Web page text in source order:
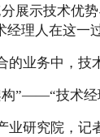
展示技术优
经理人在这一
的业务中，技
”——“技术经
业研究院，记